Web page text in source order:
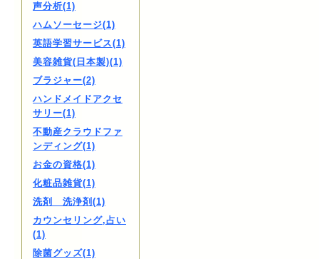
声分析(1)
ハムソーセージ(1)
英語学習サービス(1)
美容雑貨(日本製)(1)
ブラジャー(2)
ハンドメイドアクセ
サリー(1)
不動産クラウドファ
ンディング(1)
お金の資格(1)
化粧品雑貨(1)
洗剤 洗浄剤(1)
カウンセリング,占い
(1)
除菌グッズ(1)